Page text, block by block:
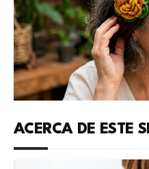
ACERCA DE ESTE